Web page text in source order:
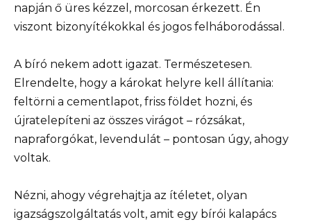
napján ő üres kézzel, morcosan érkezett. Én
viszont bizonyítékokkal és jogos felháborodással.
A bíró nekem adott igazat. Természetesen.
Elrendelte, hogy a károkat helyre kell állítania:
feltörni a cementlapot, friss földet hozni, és
újratelepíteni az összes virágot – rózsákat,
napraforgókat, levendulát – pontosan úgy, ahogy
voltak.
Nézni, ahogy végrehajtja az ítéletet, olyan
igazságszolgáltatás volt, amit egy bírói kalapács